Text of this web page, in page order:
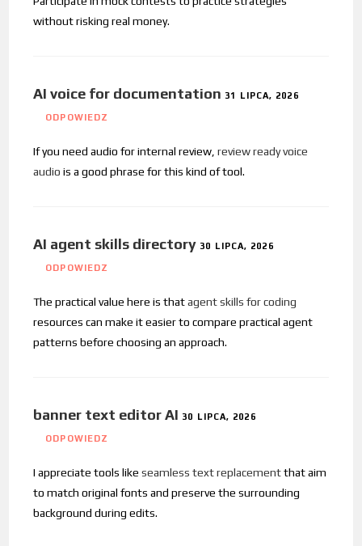
without risking real money.
AI voice for documentation 31 LIPCA, 2026
ODPOWIEDZ
If you need audio for internal review,review ready voice
audio is a good phrase for this kind of tool.
AI agent skills directory 30 LIPCA, 2026
ODPOWIEDZ
The practical value here is thatagent skills for coding
resources can make it easier to compare practical agent
patterns before choosing an approach.
banner text editor AI 30 LIPCA, 2026
ODPOWIEDZ
I appreciate tools likeseamless text replacementthat aim
to match original fonts and preserve the surrounding
background during edits.